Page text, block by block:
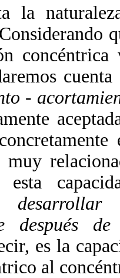
la
-
muy
esta
después
es la
al